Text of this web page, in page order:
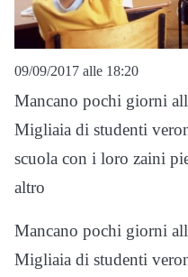
09/09/2017 alle 18:20
Mancano pochi giorni
Migliaia di studenti
scuola con i loro zaini
altro
Mancano pochi giorni
Migliaia di studenti